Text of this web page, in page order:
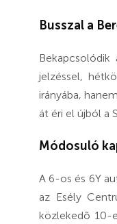
Busszal a
jelzéssel,
irányába,
át éri el újból a
Módosuló
A 6-os és 6Y
az Esély
közlekedõ 10-